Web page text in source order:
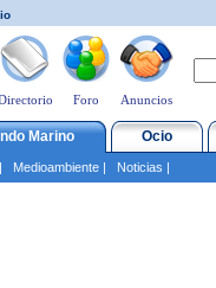
Foro Anuncios
Marino Ocio
Medioambiente| Noticias |